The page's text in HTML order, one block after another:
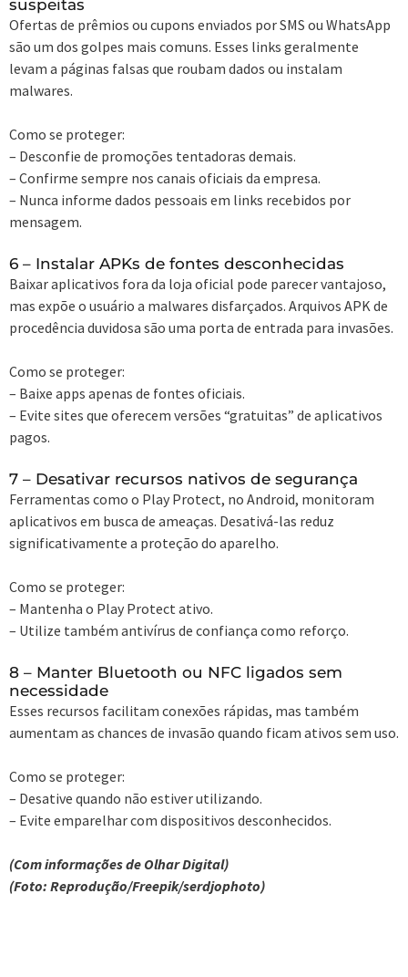
suspeitas
Ofertas de prêmios ou cupons enviados por SMS ou WhatsApp
são um dos golpes mais comuns. Esses links geralmente
levam a páginas falsas que roubam dados ou instalam
malwares.
Como se proteger:
– Desconfie de promoções tentadoras demais.
– Confirme sempre nos canais oficiais da empresa.
– Nunca informe dados pessoais em links recebidos por
mensagem.
6 – Instalar APKs de fontes desconhecidas
Baixar aplicativos fora da loja oficial pode parecer vantajoso,
mas expõe o usuário a malwares disfarçados. Arquivos APK de
procedência duvidosa são uma porta de entrada para invasões.
Como se proteger:
– Baixe apps apenas de fontes oficiais.
– Evite sites que oferecem versões “gratuitas” de aplicativos
pagos.
7 – Desativar recursos nativos de segurança
Ferramentas como o Play Protect, no Android, monitoram
aplicativos em busca de ameaças. Desativá-las reduz
significativamente a proteção do aparelho.
Como se proteger:
– Mantenha o Play Protect ativo.
– Utilize também antivírus de confiança como reforço.
8 – Manter Bluetooth ou NFC ligados sem
necessidade
Esses recursos facilitam conexões rápidas, mas também
aumentam as chances de invasão quando ficam ativos sem uso.
Como se proteger:
– Desative quando não estiver utilizando.
– Evite emparelhar com dispositivos desconhecidos.
(Com informações de Olhar Digital)
(Foto: Reprodução/Freepik/serdjophoto)